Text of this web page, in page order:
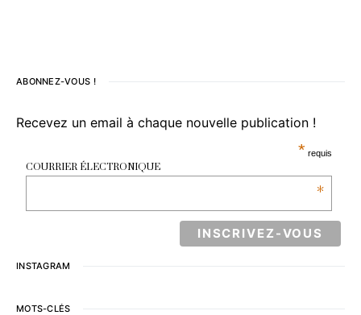
ABONNEZ-VOUS !
Recevez un email à chaque nouvelle publication !
* requis
COURRIER ÉLECTRONIQUE
*
INSTAGRAM
MOTS-CLÉS